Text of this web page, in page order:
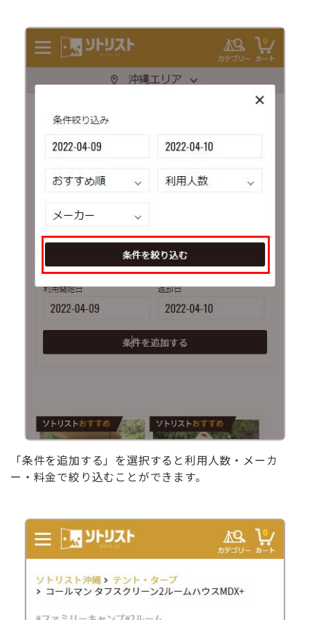
「条件を追加する」を選択すると利用人数・メーカ
ー・料金で絞り込むことができます。